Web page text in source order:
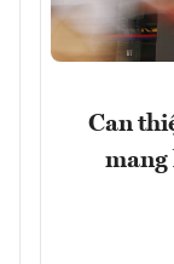
Can
mang